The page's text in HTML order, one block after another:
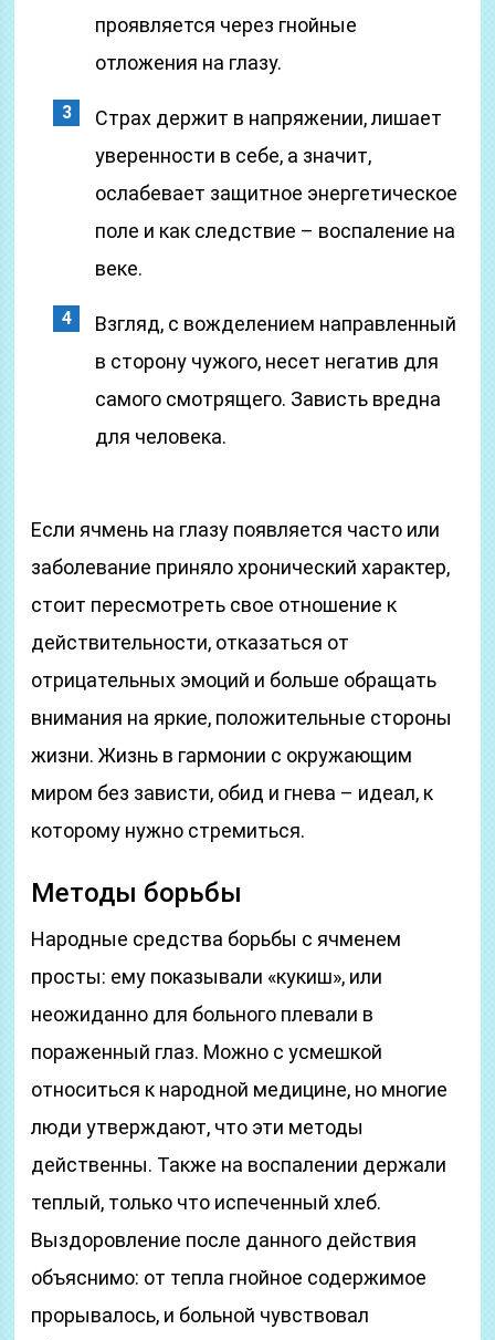
проявляется через гнойные
отложения на глазу.
Страх держит в напряжении, лишает
уверенности в себе, а значит,
ослабевает защитное энергетическое
поле и как следствие – воспаление на
веке.
Взгляд, с вожделением направленный
в сторону чужого, несет негатив для
самого смотрящего. Зависть вредна
для человека.
Если ячмень на глазу появляется часто или
заболевание приняло хронический характер,
стоит пересмотреть свое отношение к
действительности, отказаться от
отрицательных эмоций и больше обращать
внимания на яркие, положительные стороны
жизни. Жизнь в гармонии с окружающим
миром без зависти, обид и гнева – идеал, к
которому нужно стремиться.
Методы борьбы
Народные средства борьбы с ячменем
просты: ему показывали «кукиш», или
неожиданно для больного плевали в
пораженный глаз. Можно с усмешкой
относиться к народной медицине, но многие
люди утверждают, что эти методы
действенны. Также на воспалении держали
теплый, только что испеченный хлеб.
Выздоровление после данного действия
объяснимо: от тепла гнойное содержимое
прорывалось, и больной чувствовал